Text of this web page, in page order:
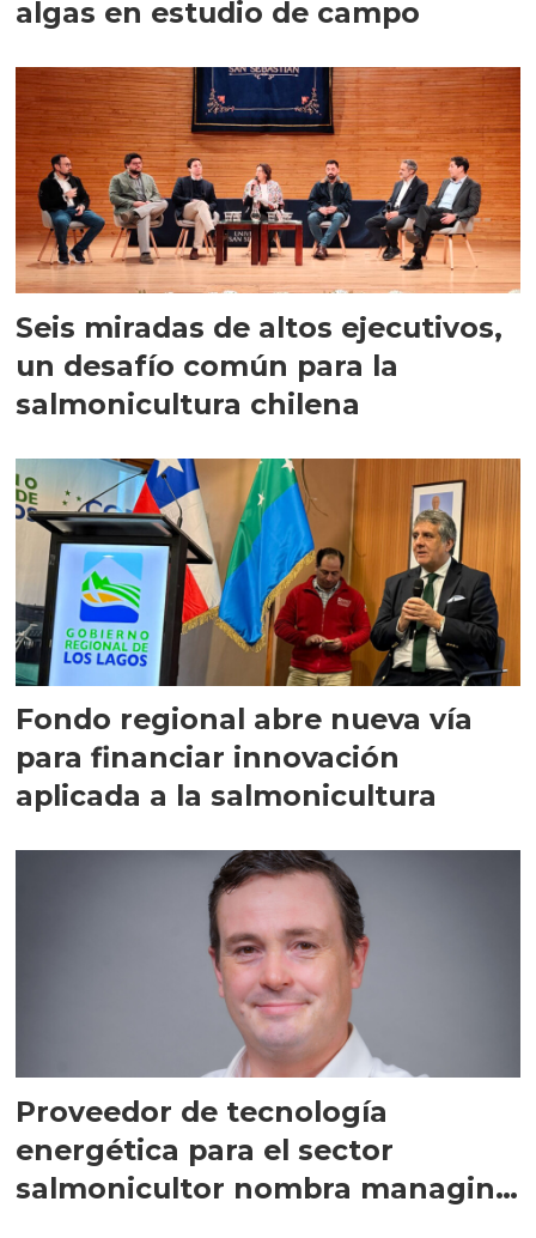
algas en estudio de campo
Seis miradas de altos ejecutivos,
un desafío común para la
salmonicultura chilena
Fondo regional abre nueva vía
para financiar innovación
aplicada a la salmonicultura
Proveedor de tecnología
energética para el sector
salmonicultor nombra managing